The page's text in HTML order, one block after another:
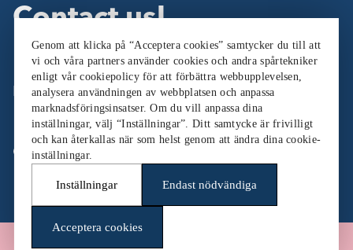
Contact us!
Follow Us:
Cookieinställningar
Genom att klicka på “Acceptera cookies” samtycker du till att
vi och våra partners använder cookies och andra spårtekniker
enligt vår cookiepolicy för att förbättra webbupplevelsen,
analysera användningen av webbplatsen och anpassa
marknadsföringsinsatser. Om du vill anpassa dina
inställningar, välj “Inställningar”. Ditt samtycke är frivilligt
och kan återkallas när som helst genom att ändra dina cookie-
inställningar.
Inställningar Endast nödvändiga
Acceptera cookies